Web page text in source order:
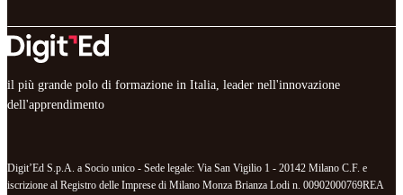
il più grande polo di formazione in Italia, leader nell'innovazione
dell'apprendimento
Digit’Ed S.p.A. a Socio unico - Sede legale: Via San Vigilio 1 - 20142 Milano C.F. e
iscrizione al Registro delle Imprese di Milano Monza Brianza Lodi n. 00902000769REA